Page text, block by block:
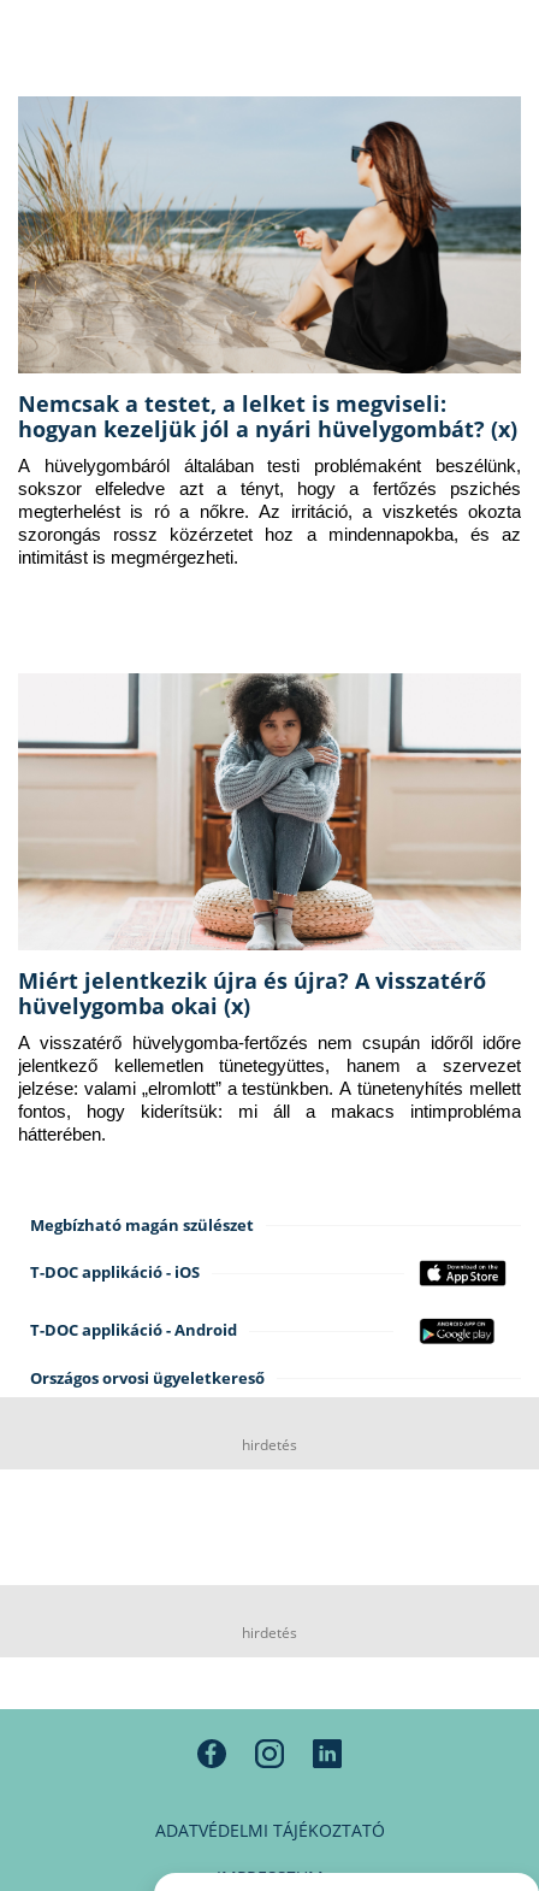
Nemcsak a testet, a lelket is megviseli:
hogyan kezeljük jól a nyári hüvelygombát? (x)
A hüvelygombáról általában testi problémaként beszélünk,
sokszor elfeledve azt a tényt, hogy a fertőzés pszichés
megterhelést is ró a nőkre. Az irritáció, a viszketés okozta
szorongás rossz közérzetet hoz a mindennapokba, és az
intimitást is megmérgezheti.
Miért jelentkezik újra és újra? A visszatérő
hüvelygomba okai (x)
A visszatérő hüvelygomba-fertőzés nem csupán időről időre
jelentkező kellemetlen tünetegyüttes, hanem a szervezet
jelzése: valami „elromlott” a testünkben. A tünetenyhítés mellett
fontos, hogy kiderítsük: mi áll a makacs intimprobléma
hátterében.
Megbízható magán szülészet
T-DOC applikáció - iOS
T-DOC applikáció - Android
Országos orvosi ügyeletkereső
hirdetés
hirdetés
ADATVÉDELMI TÁJÉKOZTATÓ
IMPRESSZUM